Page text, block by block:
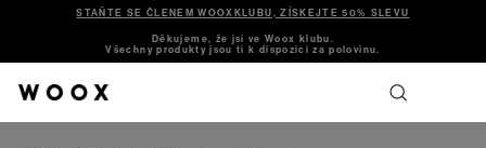
STAŇTE SE ČLENEM WOOXKLUBU, ZÍSKEJTE 50% SLEVU
Děkujeme, že jsi ve Woox klubu.
Všechny produkty jsou ti k dispozici za polovinu.